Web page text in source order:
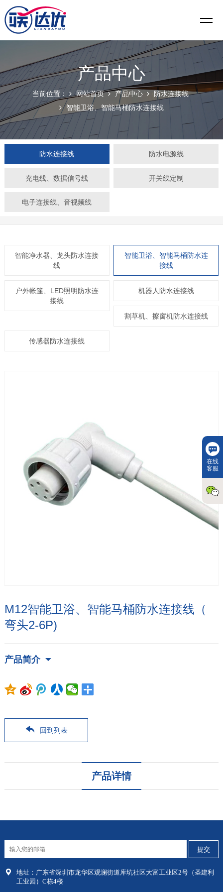
产品中心
当前位置： 网站首页 产品中心
防水连接线
智能卫浴、智能马桶防水连接线
防水连接线 防水电源线
充电线、数据信号线 开关线定制
电子连接线、音视频线
智能净水器、龙头防水连接
线
智能卫浴、智能马桶防水连
接线
户外帐篷、LED照明防水连
接线
机器人防水连接线
割草机、擦窗机防水连接线
传感器防水连接线
M12智能卫浴、智能马桶防水连接线（
弯头2-6P)
产品简介
回到列表
产品详情
地址： 广东省深圳市龙华区观澜街道库坑社区大富工业区2号（圣建利
工业园）C栋4楼
在线
客服